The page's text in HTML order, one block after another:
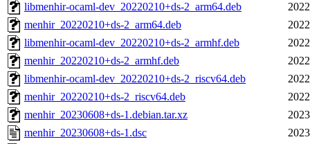
libmenhir-ocaml-dev_20220210+ds-2_arm64.deb
menhir_20220210+ds-2_arm64.deb
libmenhir-ocaml-dev_20220210+ds-2_armhf.deb
menhir_20220210+ds-2_armhf.deb
libmenhir-ocaml-dev_20220210+ds-2_riscv64.deb
menhir_20220210+ds-2_riscv64.deb
menhir_20230608+ds-1.debian.tar.xz
menhir_20230608+ds-1.dsc